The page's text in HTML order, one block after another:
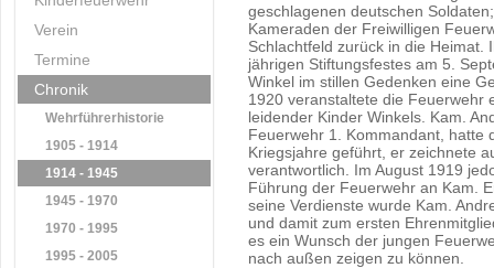
Verein
Termine
Chronik
Wehrführerhistorie
1905 - 1914
1914 - 1945
1945 - 1970
1970 - 1995
1995 - 2005
geschlagenen deutschen
Kameraden der Freiwilligen
Schlachtfeld zurück in die Heimat.
jährigen Stiftungsfestes am 5.
Winkel im stillen Gedenken eine
1920 veranstaltete die Feuerwehr
leidender Kinder Winkels. Kam.
Feuerwehr 1. Kommandant, hatte
Kriegsjahre geführt, er zeichnete
verantwortlich. Im August 1919
Führung der Feuerwehr an Kam.
seine Verdienste wurde Kam.
und damit zum ersten
es ein Wunsch der jungen
nach außen zeigen zu können.